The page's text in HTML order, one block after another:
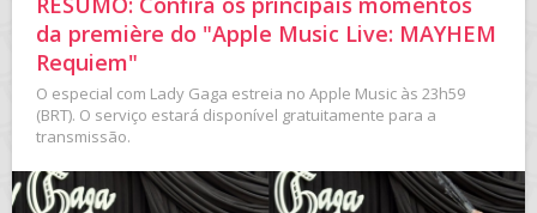
da première do "Apple Music Live: MAYHEM
Requiem"
O especial com Lady Gaga estreia no Apple Music às 23h59
(BRT). O serviço estará disponível gratuitamente para a
transmissão.